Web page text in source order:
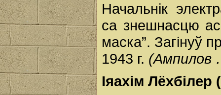
Начальнік
са знешнасцю
маска”. Загінуў
1943 г. (Ампилов
Іяахім